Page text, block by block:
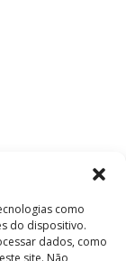
como
do dispositivo.
dados, como
site. Não